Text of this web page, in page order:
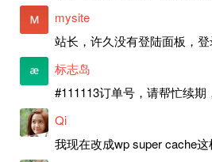
mysite
标志岛
#111113订单号，请帮忙续期
Qi
我现在改成wp super cache这